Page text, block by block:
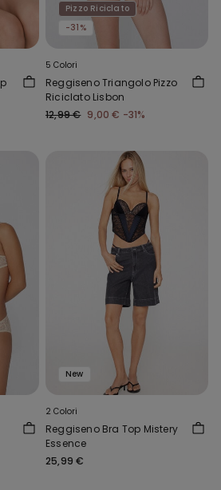
Pizzo Riciclato
-31%
5 Colori
Reggiseno Triangolo Pizzo
Riciclato Lisbon
12,99 € 9,00 € -31%
New
2 Colori
Reggiseno Bra Top Mistery
Essence
25,99 €